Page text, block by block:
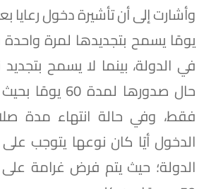
يومًا يسمح بتجديدها لمرة واحدة
في الدولة، بينما لا يسمح
حال صدورها
فقط، وفي حالة انتهاء مدة
الدخول أيًا كان نوعها يتوجب
الدولة؛ حيث يتم فرض غرامة على